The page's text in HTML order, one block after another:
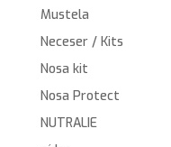
Mustela
Neceser / Kits
Nosa kit
Nosa Protect
NUTRALIE